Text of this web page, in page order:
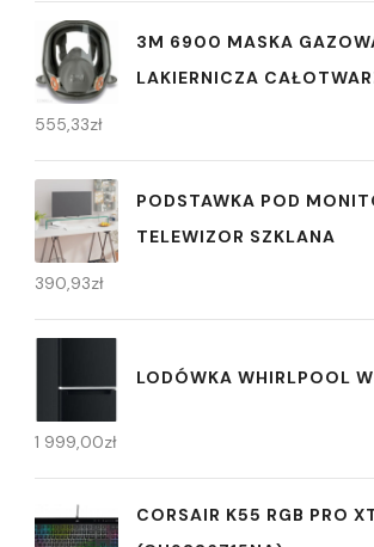
3M 6900 MASKA
LAKIERNICZA
555,33zł
PODSTAWKA POD
TELEWIZOR SZKLANA
390,93zł
LODÓWKA WHIRLPOOL
1 999,00zł
CORSAIR K55 RGB PRO